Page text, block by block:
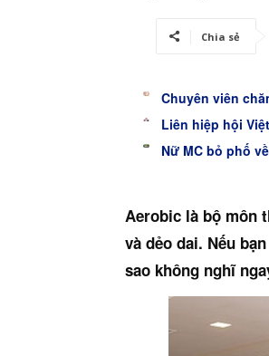
Chia sẻ
Chuyên viên
Liên hiệp hội
Nữ MC bỏ phố
Aerobic là bộ môn
và dẻo dai. Nếu
sao không nghĩ